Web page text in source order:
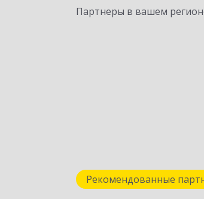
Партнеры в вашем
Рекомендованные